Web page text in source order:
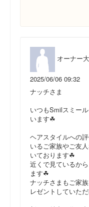
オーナー
2025/06/06 09:32
ナッチさま
いつもSmilスミー
います☘
ヘアスタイルへの
いるご家族やご友
いております☘
近くで見ているか
ます☘
ナッチさまもご家
レゼントしていた